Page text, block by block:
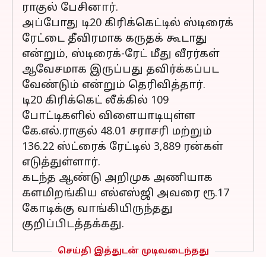
ராகுல் பேசினார்.
அப்போது டி20 கிரிக்கெட்டில் ஸ்டிரைக்
ரேட்டை தீவிரமாக கருதக் கூடாது
என்றும், ஸ்டிரைக்-ரேட் மீது வீரர்கள்
ஆவேசமாக இருப்பது தவிர்க்கப்பட
வேண்டும் என்றும் தெரிவித்தார்.
டி20 கிரிக்கெட் லீக்கில் 109
போட்டிகளில் விளையாடியுள்ள
கே.எல்.ராகுல் 48.01 சராசரி மற்றும்
136.22 ஸ்ட்ரைக் ரேட்டில் 3,889 ரன்கள்
எடுத்துள்ளார்.
கடந்த ஆண்டு அறிமுக அணியாக
களமிறங்கிய எல்எஸ்ஜி அவரை ரூ.17
கோடிக்கு வாங்கியிருந்தது
குறிப்பிடத்தக்கது.
செய்தி இத்துடன் முடிவடைந்தது